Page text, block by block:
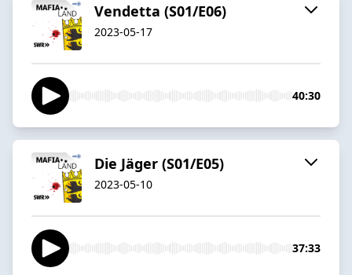
Vendetta (S01/E06)
2023-05-17
40:30
Die Jäger (S01/E05)
2023-05-10
37:33